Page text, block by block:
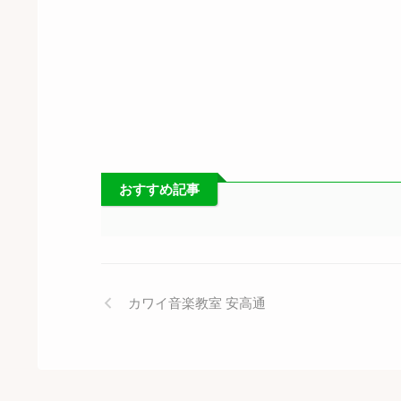
おすすめ記事
カワイ音楽教室 安高通